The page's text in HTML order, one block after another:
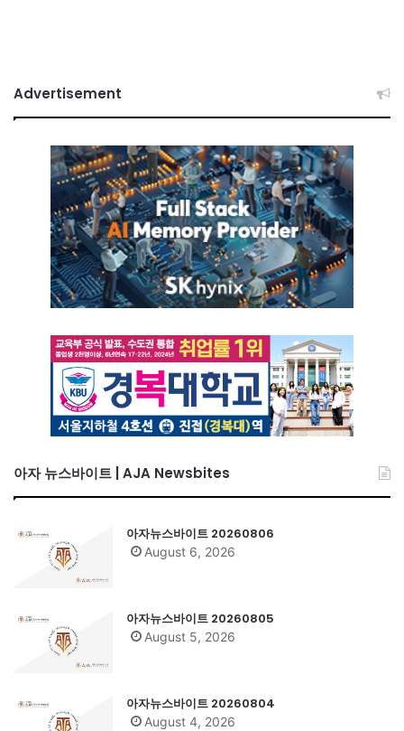
Advertisement
아자 뉴스바이트 | AJA Newsbites
아자뉴스바이트 20260806
August 6, 2026
아자뉴스바이트 20260805
August 5, 2026
아자뉴스바이트 20260804
August 4, 2026